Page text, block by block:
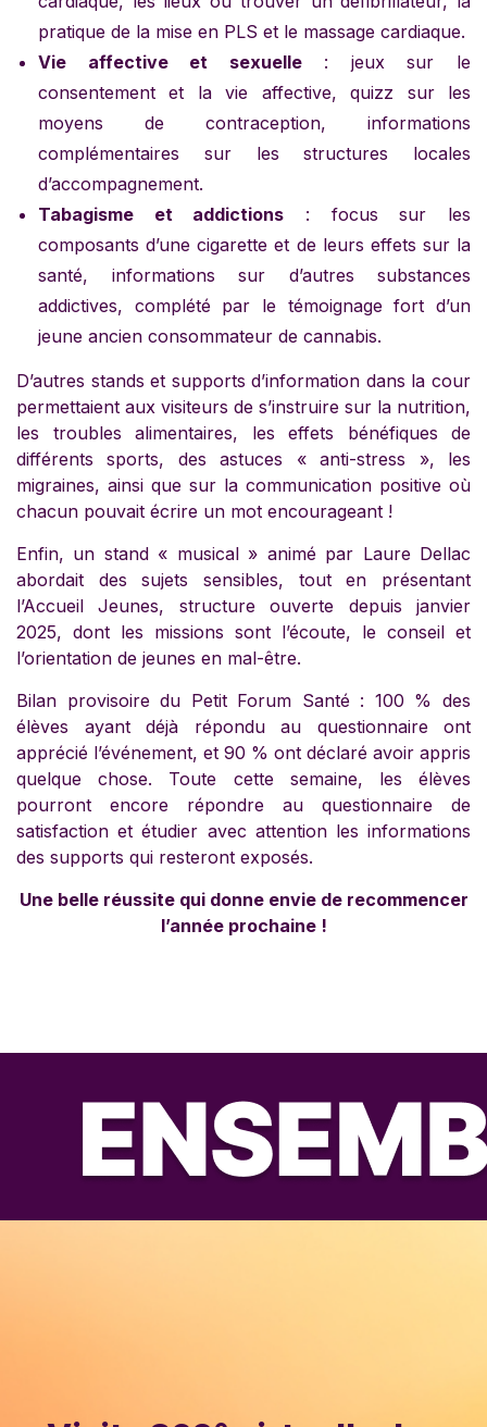
pratique de la mise en PLS et le massage cardiaque.
Vie affective et sexuelle: jeux sur le
consentement et la vie affective, quizz sur les
moyens de contraception, informations
complémentaires sur les structures locales
d’accompagnement.
Tabagisme et addictions : focus sur les
composants d’une cigarette et de leurs effets sur la
santé, informations sur d’autres substances
addictives, complété par le témoignage fort d’un
jeune ancien consommateur de cannabis.
D’autres stands et supports d’information dans la cour
permettaient aux visiteurs de s’instruire sur la nutrition,
les troubles alimentaires, les effets bénéfiques de
différents sports, des astuces « anti-stress », les
migraines, ainsi que sur la communication positive où
chacun pouvait écrire un mot encourageant !
Enfin, un stand « musical » animé par Laure Dellac
abordait des sujets sensibles, tout en présentant
l’Accueil Jeunes, structure ouverte depuis janvier
2025, dont les missions sont l’écoute, le conseil et
l’orientation de jeunes en mal-être.
Bilan provisoire du Petit Forum Santé : 100 % des
élèves ayant déjà répondu au questionnaire ont
apprécié l’événement, et 90 % ont déclaré avoir appris
quelque chose. Toute cette semaine, les élèves
pourront encore répondre au questionnaire de
satisfaction et étudier avec attention les informations
des supports qui resteront exposés.
Une belle réussite qui donne envie de recommencer
l’année prochaine !